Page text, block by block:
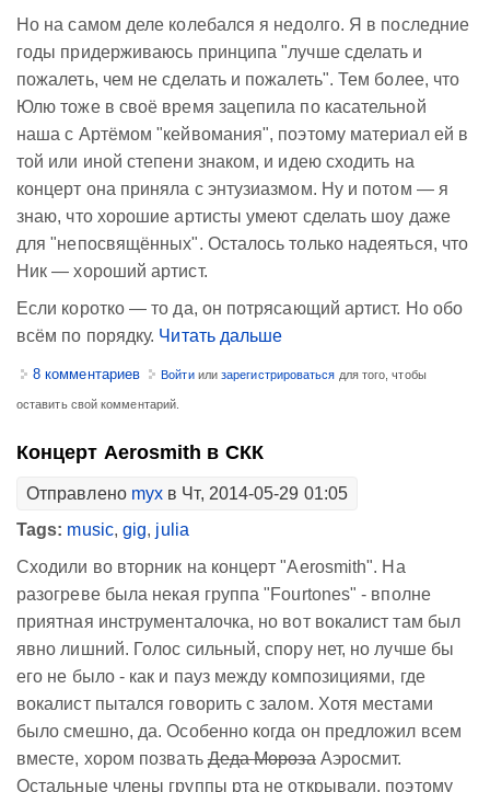
Но на самом деле колебался я недолго. Я в последние
годы придерживаюсь принципа "лучше сделать и
пожалеть, чем не сделать и пожалеть". Тем более, что
Юлю тоже в своё время зацепила по касательной
наша с Артёмом "кейвомания", поэтому материал ей в
той или иной степени знаком, и идею сходить на
концерт она приняла с энтузиазмом. Ну и потом — я
знаю, что хорошие артисты умеют сделать шоу даже
для "непосвящённых". Осталось только надеяться, что
Ник — хороший артист.
Если коротко — то да, он потрясающий артист. Но обо
всём по порядку. Читать дальше
8 комментариев Войтиилизарегистрироваться для того, чтобы
оставить свой комментарий.
Концерт Aerosmith в СКК
Отправлено myx в Чт, 2014-05-29 01:05
Tags: music,gig, julia
Сходили во вторник на концерт "Aerosmith". На
разогреве была некая группа "Fourtones" - вполне
приятная инструменталочка, но вот вокалист там был
явно лишний. Голос сильный, спору нет, но лучше бы
его не было - как и пауз между композициями, где
вокалист пытался говорить с залом. Хотя местами
было смешно, да. Особенно когда он предложил всем
вместе, хором позватьДеда МорозаАэросмит.
Остальные члены группы рта не открывали, поэтому